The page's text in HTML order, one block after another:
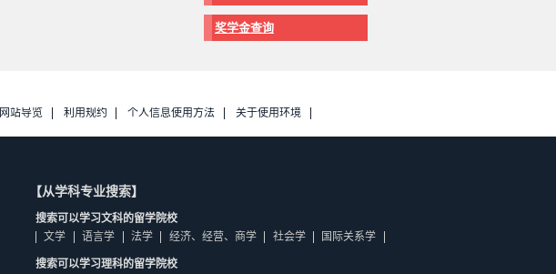
奖学金查询
网站导览 利用规约 个人信息使用方法 关于使用环境
【从学科专业搜索】
搜索可以学习文科的留学院校
文学
语言学 法学 经济、经营、商学 社会学 国际关系学
搜索可以学习理科的留学院校